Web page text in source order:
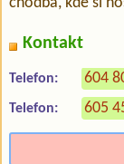
Kontakt
Telefon: 604
Telefon: 605